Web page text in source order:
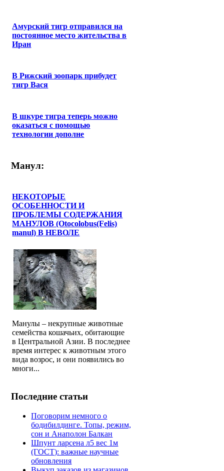
Амурский тигр отправился на
постоянное место жительства в
Иран
В Рижский зоопарк прибудет
тигр Вася
В шкуре тигра теперь можно
оказаться с помощью
технологии дополне
Манул:
НЕКОТОРЫЕ
ОСОБЕННОСТИ И
ПРОБЛЕМЫ СОДЕРЖАНИЯ
МАНУЛОВ (Otocolobus(Felis)
manul) В НЕВОЛЕ
Манулы – некрупные животные
семейства кошачьих, обитающие
в Центральной Азии. В последнее
время интерес к животным этого
вида возрос, и они появились во
многи...
Последние статьи
Поговорим немного о
бодибилдинге. Топы, режим,
сон и Анаполон Балкан
Шпунт ларсена л5 вес 1м
(ГОСТ): важные научные
обновления